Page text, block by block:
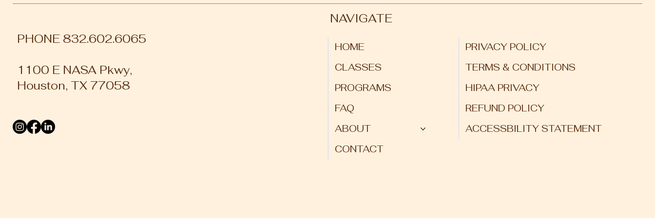
PHONE 832.602.6065
1100 E NASA Pkwy,
Houston, TX 77058
NAVIGATE
HOME
CLASSES
PROGRAMS
FAQ
ABOUT
CONTACT
PRIVACY POLICY
TERMS & CONDITIONS
HIPAA PRIVACY
REFUND POLICY
ACCESSBILITY STATEMENT